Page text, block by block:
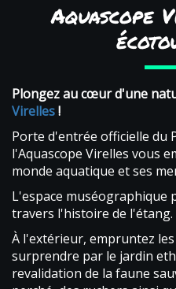
Aquascope
Plongez au cœur d'une
Virelles!
Porte d'entrée officielle du
l'Aquascope Virelles vous
monde aquatique et ses
L'espace muséographique
travers l'histoire de l'étang.
À l'extérieur, empruntez
surprendre par le jardin
revalidation de la faune